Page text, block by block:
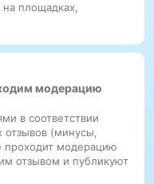
площадках,
модерацию
в соответствии
(минусы,
проходит модерацию
отзывом и публикуют